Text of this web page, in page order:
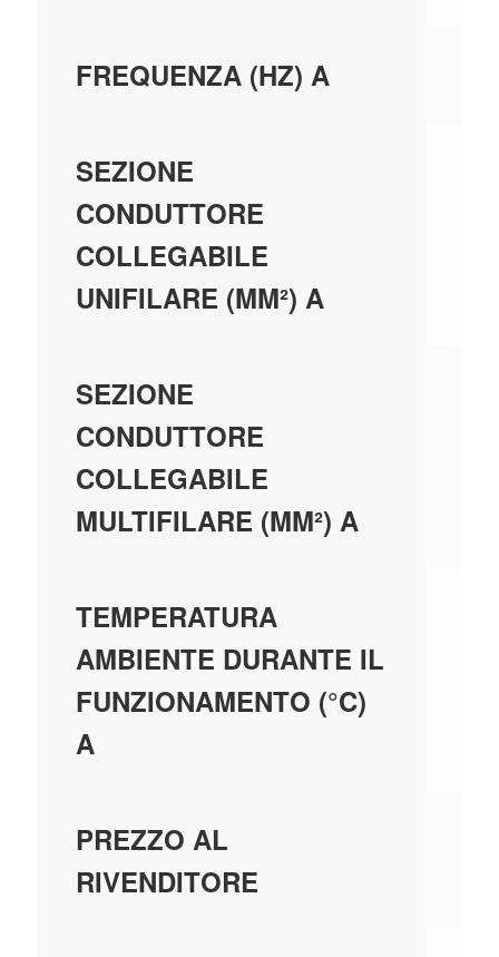
FREQUENZA (HZ) A
SEZIONE
CONDUTTORE
COLLEGABILE
UNIFILARE (MM²) A
SEZIONE
CONDUTTORE
COLLEGABILE
MULTIFILARE (MM²) A
TEMPERATURA
AMBIENTE DURANTE IL
FUNZIONAMENTO (°C)
A
PREZZO AL
RIVENDITORE